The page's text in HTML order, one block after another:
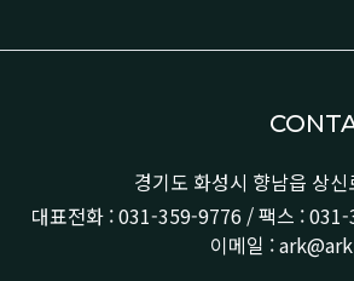
경기도 화성시 향남읍 상
대표전화 : 031-359-9776 / 팩스 :
이메일 :